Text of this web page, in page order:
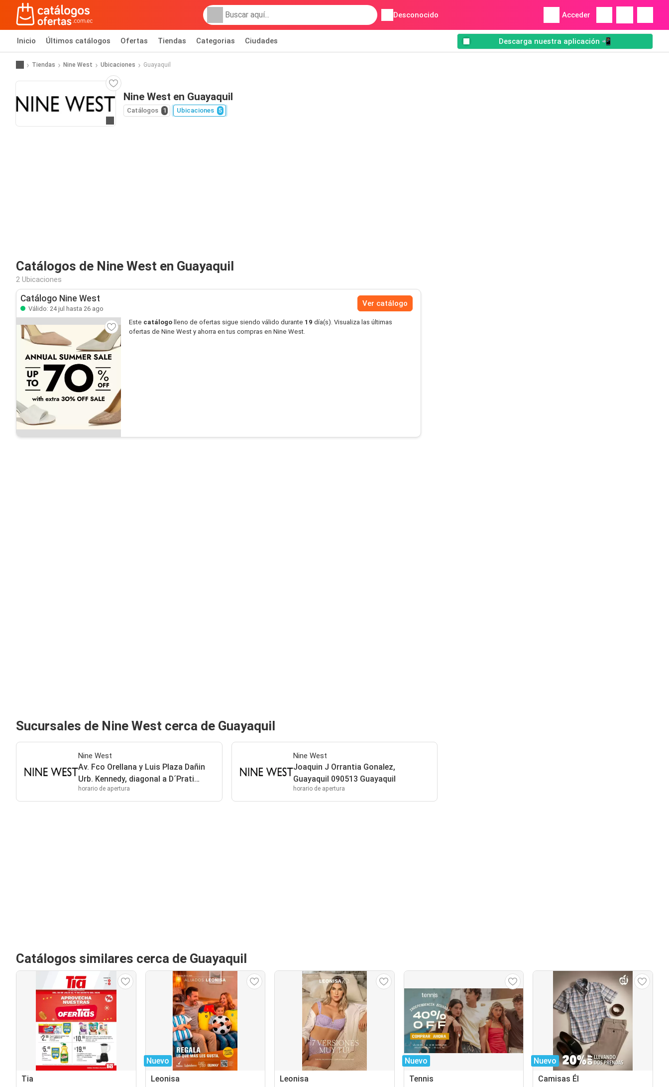
Desconocido Acceder
Inicio Últimos catálogos Ofertas Tiendas Categorias Ciudades Descarga nuestra aplicación 📲
Tiendas Nine West Ubicaciones Guayaquil
Nine West en Guayaquil
Catálogos 1 Ubicaciones 5
Catálogos de Nine West en Guayaquil
2 Ubicaciones
Catálogo Nine West
Válido: 24 jul hasta 26 ago
Ver catálogo
Este catálogo lleno de ofertas sigue siendo válido durante 19 día(s). Visualiza las últimas
ofertas de Nine West y ahorra en tus compras en Nine West.
Sucursales de Nine West cerca de Guayaquil
Nine West
Av. Fco Orellana y Luis Plaza Dañin
Urb. Kennedy, diagonal a D´Prati
Guayaquil
horario de apertura
Nine West
Joaquin J Orrantia Gonalez,
Guayaquil 090513 Guayaquil
horario de apertura
Catálogos similares cerca de Guayaquil
Tia
Nuevo
Leonisa
Leonisa
Nuevo
Tennis
Nuevo
Camisas Él